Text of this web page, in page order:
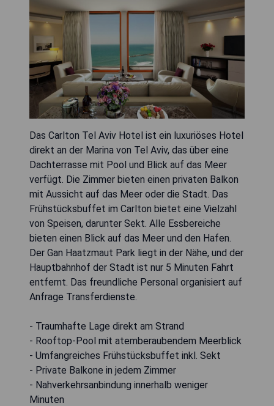
Das Carlton Tel Aviv Hotel ist ein luxuriöses Hotel
direkt an der Marina von Tel Aviv, das über eine
Dachterrasse mit Pool und Blick auf das Meer
verfügt. Die Zimmer bieten einen privaten Balkon
mit Aussicht auf das Meer oder die Stadt. Das
Frühstücksbuffet im Carlton bietet eine Vielzahl
von Speisen, darunter Sekt. Alle Essbereiche
bieten einen Blick auf das Meer und den Hafen.
Der Gan Haatzmaut Park liegt in der Nähe, und der
Hauptbahnhof der Stadt ist nur 5 Minuten Fahrt
entfernt. Das freundliche Personal organisiert auf
Anfrage Transferdienste.
- Traumhafte Lage direkt am Strand
- Rooftop-Pool mit atemberaubendem Meerblick
- Umfangreiches Frühstücksbuffet inkl. Sekt
- Private Balkone in jedem Zimmer
- Nahverkehrsanbindung innerhalb weniger
Minuten